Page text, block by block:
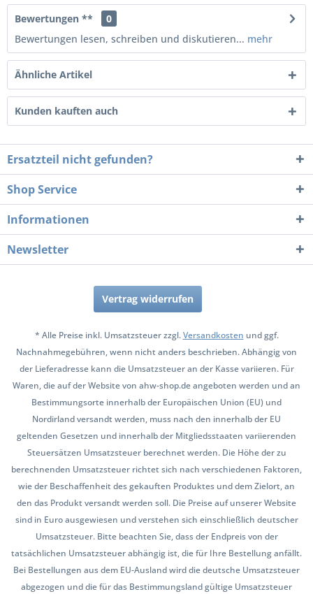
Bewertungen **
0
Bewertungen lesen, schreiben und diskutieren... mehr
Ähnliche Artikel
Kunden kauften auch
Ersatzteil nicht gefunden?
Shop Service
Informationen
Newsletter
Vertrag widerrufen
* Alle Preise inkl. Umsatzsteuer zzgl.Versandkosten und ggf.
Nachnahmegebühren, wenn nicht anders beschrieben. Abhängig von
der Lieferadresse kann die Umsatzsteuer an der Kasse variieren. Für
Waren, die auf der Website von ahw-shop.de angeboten werden und an
Bestimmungsorte innerhalb der Europäischen Union (EU) und
Nordirland versandt werden, muss nach den innerhalb der EU
geltenden Gesetzen und innerhalb der Mitgliedsstaaten variierenden
Steuersätzen Umsatzsteuer berechnet werden. Die Höhe der zu
berechnenden Umsatzsteuer richtet sich nach verschiedenen Faktoren,
wie der Beschaffenheit des gekauften Produktes und dem Zielort, an
den das Produkt versandt werden soll. Die Preise auf unserer Website
sind in Euro ausgewiesen und verstehen sich einschließlich deutscher
Umsatzsteuer. Bitte beachten Sie, dass der Endpreis von der
tatsächlichen Umsatzsteuer abhängig ist, die für Ihre Bestellung anfällt.
Bei Bestellungen aus dem EU-Ausland wird die deutsche Umsatzsteuer
abgezogen und die für das Bestimmungsland gültige Umsatzsteuer